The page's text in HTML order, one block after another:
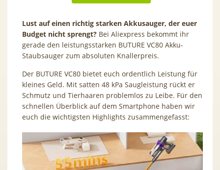
Lust auf einen richtig starken Akkusauger, der euer
Budget nicht sprengt? Bei Aliexpress bekommt ihr
gerade den leistungsstarken BUTURE VC80 Akku-
Staubsauger zum absoluten Knallerpreis.
Der BUTURE VC80 bietet euch ordentlich Leistung für
kleines Geld. Mit satten 48 kPa Saugleistung rückt er
Schmutz und Tierhaaren problemlos zu Leibe. Für den
schnellen Überblick auf dem Smartphone haben wir
euch die wichtigsten Highlights zusammengefasst: